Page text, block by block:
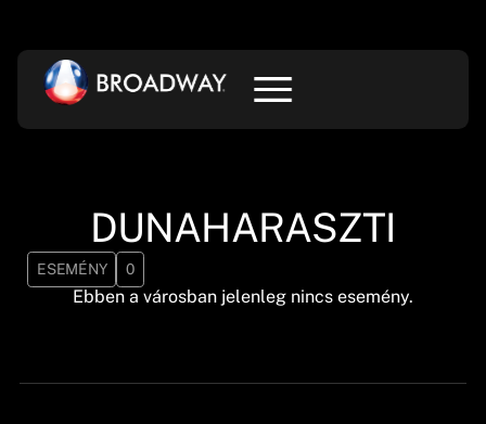
DUNAHARASZTI
ESEMÉNY 0
Ebben a városban jelenleg nincs esemény.